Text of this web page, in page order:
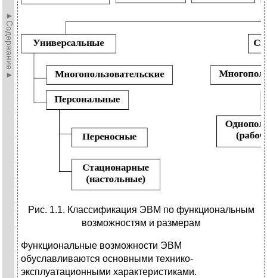
►Содержание►
Рис. 1.1. Классификация ЭВМ по функциональным
возможностям и размерам
Функциональные возможности ЭВМ
обуславливаются основными технико-
эксплуатационными характеристиками.